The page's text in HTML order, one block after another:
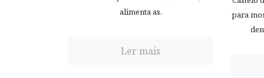
alimenta as.
Ler mais
para